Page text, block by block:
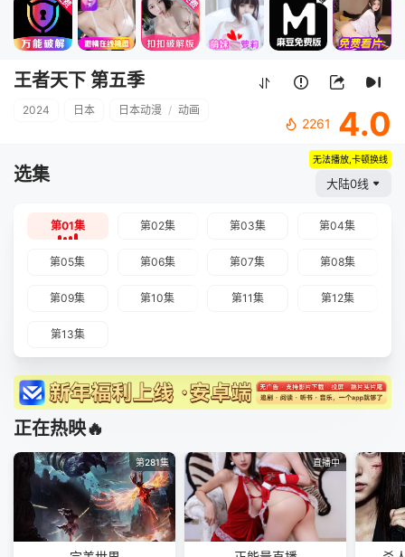
王者天下 第五季
2024 日本 日本动漫 / 动画
2261 4.0
选集
无法播放,卡顿换线
大陆0线
第01集 第02集 第03集 第04集
第05集 第06集 第07集 第08集
第09集 第10集 第11集 第12集
第13集
正在热映🔥
第281集 直播中